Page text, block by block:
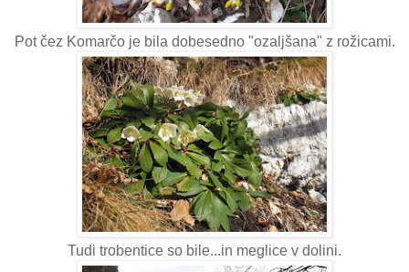
Pot čez Komarčo je bila dobesedno "ozaljšana" z rožicami.
Tudi trobentice so bile...in meglice v dolini.